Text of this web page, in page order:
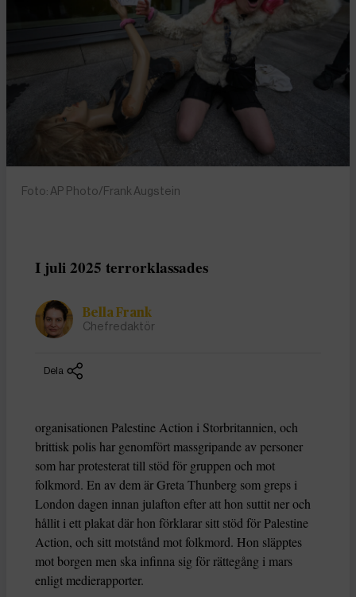
Foto: AP Photo/Frank Augstein
I juli 2025 terrorklassades
Bella Frank
Chefredaktör
Dela
organisationen Palestine Action i Storbritannien, och
brittisk polis har genomfört massgripande av personer
som har protesterat till stöd för gruppen och mot
folkmord. En av dem är Greta Thunberg som greps i
London dagen innan julafton efter att hon suttit ner och
hållit i ett plakat där hon förklarar sitt stöd för Palestine
Action, och sitt motstånd mot folkmord. Hon släpptes
mot borgen men ska infinna sig för rättegång i mars
enligt medierapporter.